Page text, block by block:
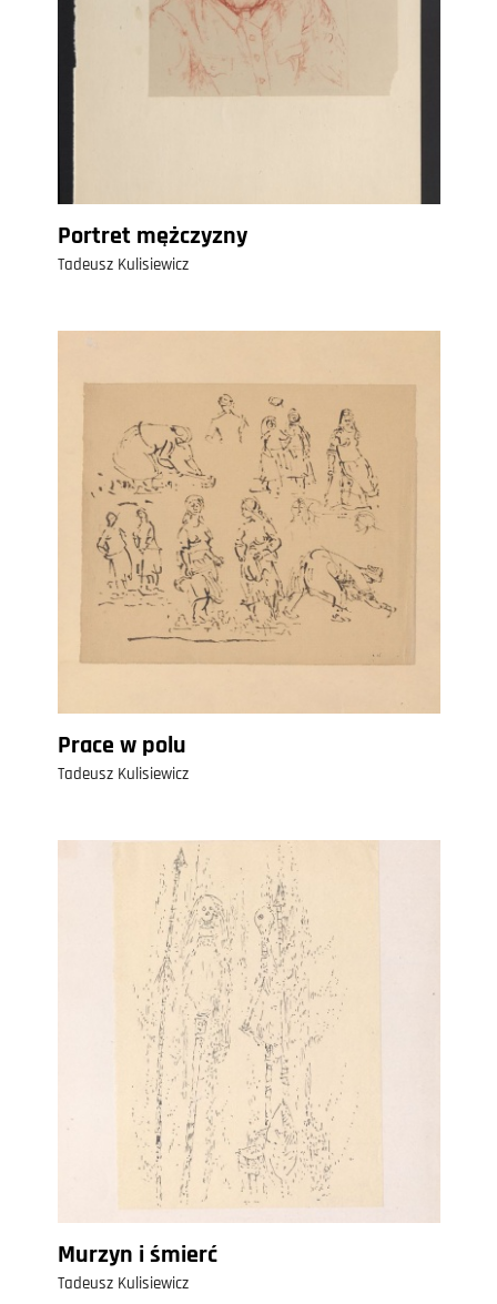
Portret mężczyzny
Tadeusz Kulisiewicz
Prace w polu
Tadeusz Kulisiewicz
Murzyn i śmierć
Tadeusz Kulisiewicz